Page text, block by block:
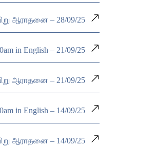
ஆராதனை – 28/09/25
in English – 21/09/25
ஆராதனை – 21/09/25
in English – 14/09/25
ஆராதனை – 14/09/25